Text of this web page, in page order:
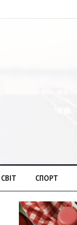
СВІТ СПОРТ